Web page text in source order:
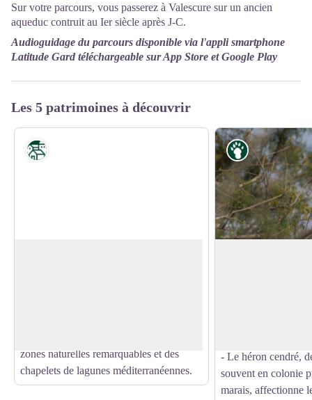
Sur votre parcours, vous passerez à Valescure sur un ancien
aqueduc contruit au Ier siècle après J-C.
Audioguidage du parcours disponible via l'appli smartphone
Latitude Gard téléchargeable sur App Store et Google Play
Les 5 patrimoines à découvrir
zones naturelles remarquables et des
chapelets de lagunes méditerranéennes.
Faune
- Le héron cendré,
souvent en colonie
marais, affectionne